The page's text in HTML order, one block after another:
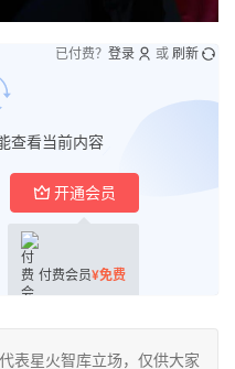
查看当前内容
开通会员
付费会员¥免费
已付费？ 登录 或 刷新
表星火智库立场，仅供大家